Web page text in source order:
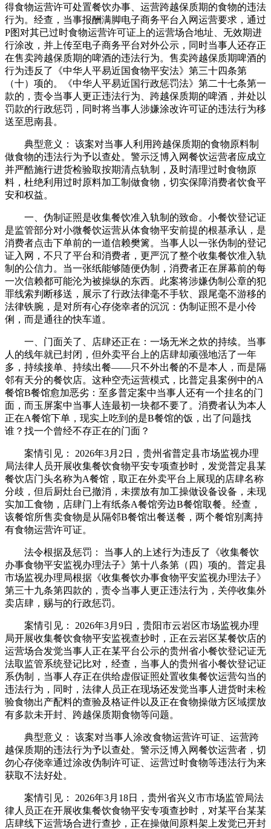
得食物运营许可处置餐饮办事、运营跨越保质期的食物的违法
行为。经查，当事报酬满脚电子商务平台入网运营要求，通过
P图对其已过时食物运营许可证上的运营场合地址、无效期进
行涂改，并上传至电子商务平台对外公示，同时当事人还存正
在售卖跨越保质期的啤酒的违法行为。售卖跨越保质期啤酒的
行为违反了《中华人平易近国食物平安法》第三十四条第
（十）项的。《中华人平易近国行政惩罚法》第二十七条第一
款的，责令当事人更正违法行为、跨越保质期的啤酒，并处以
罚款的行政惩罚，同时将当事人涉嫌涂改许可证的违法行为移
送至思南县。
典型意义： 该案对当事人利用跨越保质期的食物原料制
做食物的违法行为予以查处。警示泛博入网餐饮运营者应成立
并严酷施行进货检验取按期清点轨制，及时清理过时食物原
料，杜绝利用过时原料加工制做食物，切实保障消费者饮食平
安和权益。
一、伪制证照是收集餐饮准入轨制的致命。小餐饮登记证
是监管部分对小微餐饮运营从体食物平安前提的根基承认，是
消费者点击下单前的一道信赖樊篱。当事人以一张伪制的登记
证入网，不只了平台和消费者，更严沉了整个收集餐饮准入轨
制的公信力。当一张纸能够随便伪制，消费者正在屏幕前的每
一次信赖都可能沦为被操纵的东西。此案将涉嫌伪制公章的犯
罪线索判断移送，展示了行政法律毫不手软、跟尾毫不游移的
法律铁腕，是对所有心存侥幸者的沉沉：伪制证照不是小伶
俐，而是通往的快车道。
一、门面关了、店肆还正在：一场无米之炊的持续。当事
人的线年就已封闭，但外卖平台上的店肆却顽强地活了一年
多，持续接单、持续出餐——只不外出餐的不是本人，而是隔
邻有天分的餐饮店。这种空壳运营模式，比普定县案例中的A
餐馆B餐馆愈加恶劣：至多普定案中当事人还有一个挂名的门
面，而玉屏案中当事人连最初一块都不要了。消费者认为本人
正在A餐馆下单，现实上吃到的是B餐馆的饭，出了问题找
谁？找一个曾经不存正在的门面？
案情引见： 2026年3月2日，贵州省普定县市场监视办理
局法律人员开展收集餐饮食物平安专项查抄时，发觉普定县某
餐饮店门头名称为A餐馆，取正在外卖平台上展现的店肆名称
分歧，但后厨灶台已撤消，未摆放有加工操做设备设备，未现
实加工食物，店肆门上有纸条A餐馆旁边B餐馆取餐。经查，
该餐馆所售卖食物是从隔邻B餐馆出餐送餐，两个餐馆别离持
有食物运营许可证。
法令根据及惩罚： 当事人的上述行为违反了《收集餐饮
办事食物平安监视办理法子》第十八条第（四）项的。普定县
市场监视办理局根据《收集餐饮办事食物平安监视办理法子》
第三十九条第四款的，责令当事人更正违法行为，关停收集外
卖店肆，赐与的行政惩罚。
案情引见： 2026年3月9日，贵阳市云岩区市场监视办理
局开展收集餐饮食物平安监视查抄时，正在云岩区某餐饮店的
运营场合发觉当事人正在某平台公示的贵州省小餐饮登记证无
法取监管系统登记比对，经查，当事人的贵州省小餐饮登记证
系伪制，当事人存正在供给虚假证照处置收集餐饮运营勾当的
违法行为，同时，法律人员正在现场还发觉当事人进货时未检
验食物出产配料的查验及格证件以及正在食物操做方区域摆放
有多款未开封、跨越保质期食物等问题。
典型意义： 该案对当事人涂改食物运营许可证、运营跨
越保质期的违法行为予以查处。警示泛博入网餐饮运营者，切
勿心存侥幸通过涂改伪制许可证、运营过时食物等违法行为来
获取不法好处。
案情引见： 2026年3月18日，贵州省兴义市市场监管局法
律人员正在开展收集餐饮食物平安专项查抄时，对某平台某某
店肆线下运营场合进行查抄，正在操做间原料架上发觉已开封